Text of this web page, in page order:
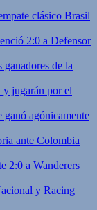
clásico Brasil
2:0 a Defensor
de la
jugarán por el
agónicamente
ante Colombia
2:0 a Wanderers
y Racing